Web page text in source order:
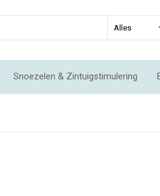
Snoezelen & Zintuigstimulering